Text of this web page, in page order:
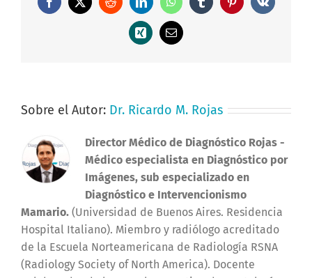
Facebook
X RedditLinkedInWhatsAppTumblrPinterestVk
Xing
Correo
electrónico
Sobre el Autor: Dr. Ricardo M. Rojas
Director Médico de Diagnóstico Rojas -
Médico especialista en Diagnóstico por
Imágenes, sub especializado en
Diagnóstico e Intervencionismo
Mamario. (Universidad de Buenos Aires. Residencia
Hospital Italiano). Miembro y radiólogo acreditado
de la Escuela Norteamericana de Radiología RSNA
(Radiology Society of North America). Docente